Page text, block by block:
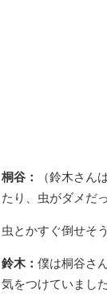
桐谷：
（鈴木さん
たり、虫がダメだ
虫とかすぐ倒せそ
鈴木： 僕は桐谷さ
気をつけていまし